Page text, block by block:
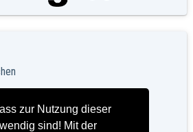
zur Nutzung dieser
sind! Mit der